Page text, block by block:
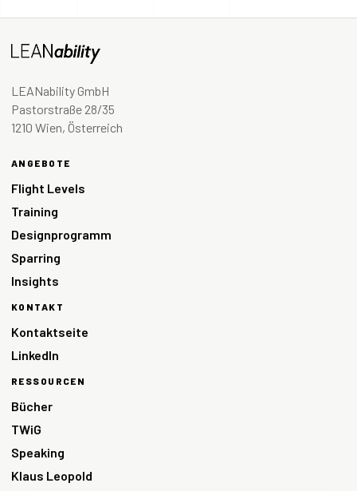
LEANability GmbH
Pastorstraße 28/35
1210 Wien, Österreich
ANGEBOTE
Flight Levels
Training
Designprogramm
Sparring
Insights
KONTAKT
Kontaktseite
LinkedIn
RESSOURCEN
Bücher
TWiG
Speaking
Klaus Leopold